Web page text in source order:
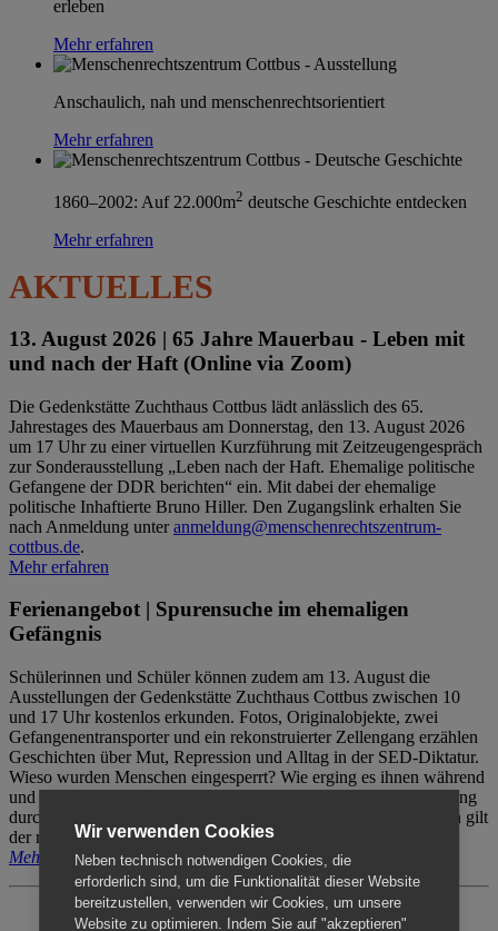
erleben
Mehr erfahren
Anschaulich, nah und menschenrechtsorientiert
Mehr erfahren
1860–2002: Auf 22.000m2 deutsche Geschichte entdecken
Mehr erfahren
AKTUELLES
13. August 2026 | 65 Jahre Mauerbau - Leben mit
und nach der Haft (Online via Zoom)
Die Gedenkstätte Zuchthaus Cottbus lädt anlässlich des 65.
Jahrestages des Mauerbaus am Donnerstag, den 13. August 2026
um 17 Uhr zu einer virtuellen Kurzführung mit Zeitzeugengespräch
zur Sonderausstellung „Leben nach der Haft. Ehemalige politische
Gefangene der DDR berichten“ ein. Mit dabei der ehemalige
politische Inhaftierte Bruno Hiller. Den Zugangslink erhalten Sie
nach Anmeldung unteranmeldung@menschenrechtszentrum-
cottbus.de.
Mehr erfahren
Ferienangebot | Spurensuche im ehemaligen
Gefängnis
Schülerinnen und Schüler können zudem am 13. August die
Ausstellungen der Gedenkstätte Zuchthaus Cottbus zwischen 10
und 17 Uhr kostenlos erkunden. Fotos, Originalobjekte, zwei
Gefangenentransporter und ein rekonstruierter Zellengang erzählen
Geschichten über Mut, Repression und Alltag in der SED-Diktatur.
Wieso wurden Menschen eingesperrt? Wie erging es ihnen während
und nach der Haft? Der Besuch erfolgt individuell ohne Betreuung
durch das Menschenrechtszentrum Cottbus. Für Begleitpersonen gilt
der reguläre Eintritt (8€ / ermäßigt 5€).
Mehr erfahren
Wir verwenden Cookies
Neben technisch notwendigen Cookies, die
erforderlich sind, um die Funktionalität dieser Website
bereitzustellen, verwenden wir Cookies, um unsere
Website zu optimieren. Indem Sie auf "akzeptieren"